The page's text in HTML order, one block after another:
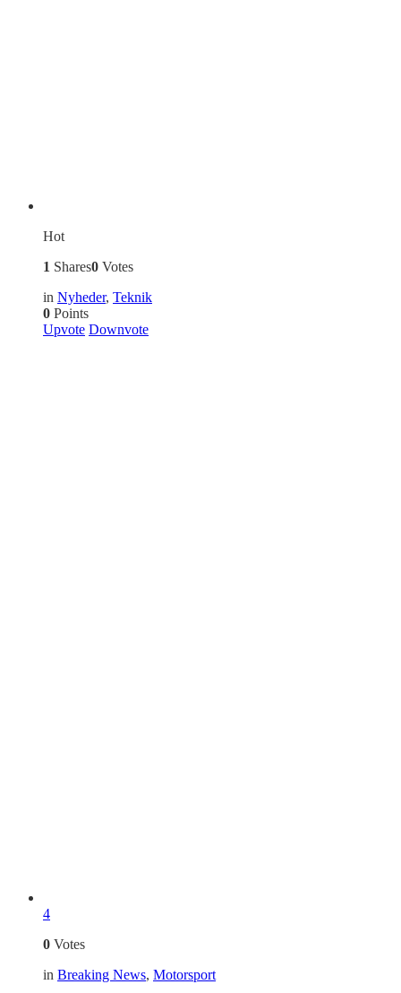
Hot
1 Shares0 Votes
in Nyheder, Teknik
0 Points
Upvote Downvote
4
0 Votes
in Breaking News, Motorsport